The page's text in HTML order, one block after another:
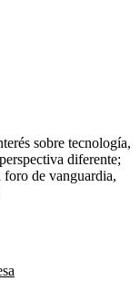
sobre tecnología,
diferente;
de vanguardia,